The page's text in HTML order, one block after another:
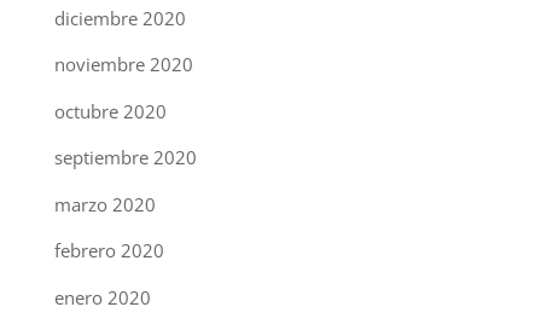
diciembre 2020
noviembre 2020
octubre 2020
septiembre 2020
marzo 2020
febrero 2020
enero 2020